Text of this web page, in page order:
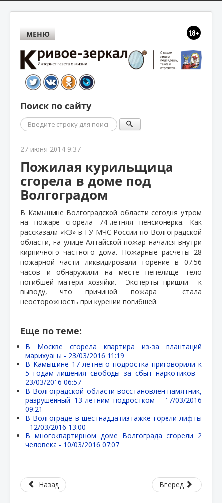
МЕНЮ
Поиск по сайту
Поиск
27 июня 2014 9:37
Пожилая курильщица
сгорела в доме под
Волгоградом
В Камышине Волгоградской области сегодня утром
на пожаре сгорела 74-летняя пенсионерка. Как
рассказали «КЗ» в ГУ МЧС России по Волгоградской
области, на улице Алтайской пожар начался внутри
кирпичного частного дома. Пожарные расчёты 28
пожарной части ликвидировали горение в 07.56
часов и обнаружили на месте пепелище тело
погибшей матери хозяйки.
Эксперты пришли
к
выводу, что причиной пожара
стала
неосторожность при курении погибшей.
Еще по теме:
В Москве сгорела квартира из-за плантаций
марихуаны - 23/03/2016 11:19
В Камышине 17-летнего подростка приговорили к
5 годам лишения свободы за сбыт наркотиков -
23/03/2016 06:57
В Волгоградской области восстановлен памятник,
разрушенный 13-летним подростком - 17/03/2016
09:21
В Волгограде в шестнадцатиэтажке горели лифты
- 12/03/2016 13:00
В многоквартирном доме Волгограда сгорели 2
человека - 10/03/2016 07:07
Назад Вперед